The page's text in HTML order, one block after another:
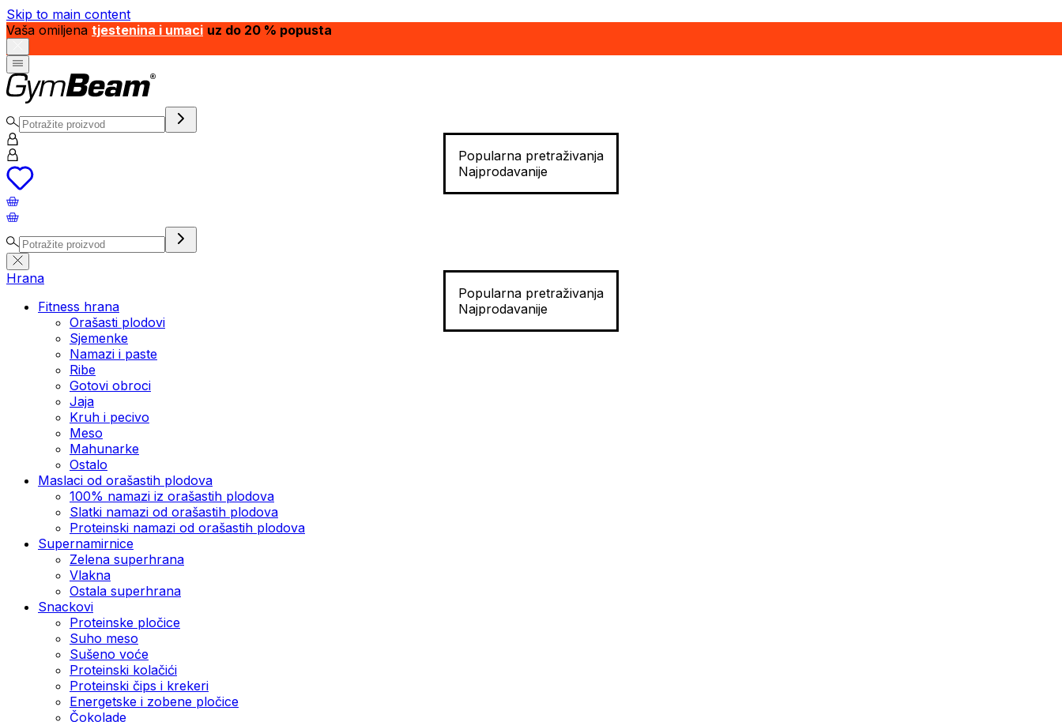
Skip to main content
Vaša omiljena tjestenina i umaci uz do 20 % popusta
Popularna pretraživanja
Najprodavanije
Popularna pretraživanja
Najprodavanije
Hrana
Fitness hrana
Orašasti plodovi
Sjemenke
Namazi i paste
Ribe
Gotovi obroci
Jaja
Kruh i pecivo
Meso
Mahunarke
Ostalo
Maslaci od orašastih plodova
100% namazi iz orašastih plodova
Slatki namazi od orašastih plodova
Proteinski namazi od orašastih plodova
Supernamirnice
Zelena superhrana
Vlakna
Ostala superhrana
Snackovi
Proteinske pločice
Suho meso
Sušeno voće
Proteinski kolačići
Proteinski čips i krekeri
Energetske i zobene pločice
Čokolade